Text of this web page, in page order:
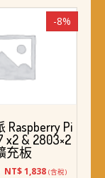
-8%
Raspberry Pi
x2 & 2803×2
充板
原
NT$1,838目(含稅)